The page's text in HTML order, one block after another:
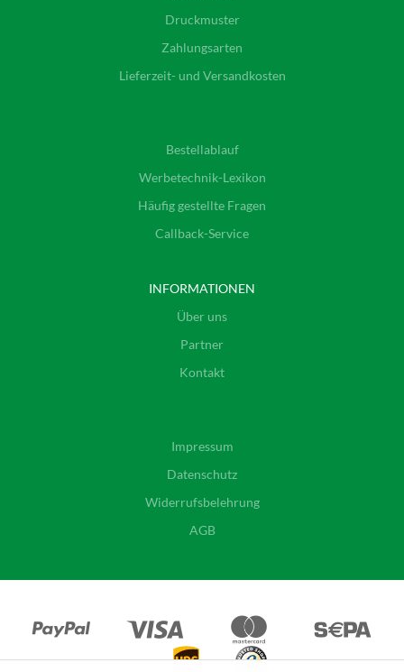
Druckmuster
Zahlungsarten
Lieferzeit- und Versandkosten
Bestellablauf
Werbetechnik-Lexikon
Häufig gestellte Fragen
Callback-Service
INFORMATIONEN
Über uns
Partner
Kontakt
Impressum
Datenschutz
Widerrufsbelehrung
AGB